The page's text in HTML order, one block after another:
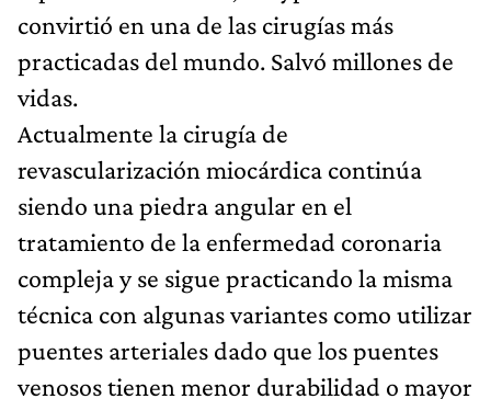
convirtió en una de las cirugías más
practicadas del mundo. Salvó millones de
vidas.
Actualmente la cirugía de
revascularización miocárdica continúa
siendo una piedra angular en el
tratamiento de la enfermedad coronaria
compleja y se sigue practicando la misma
técnica con algunas variantes como utilizar
puentes arteriales dado que los puentes
venosos tienen menor durabilidad o mayor